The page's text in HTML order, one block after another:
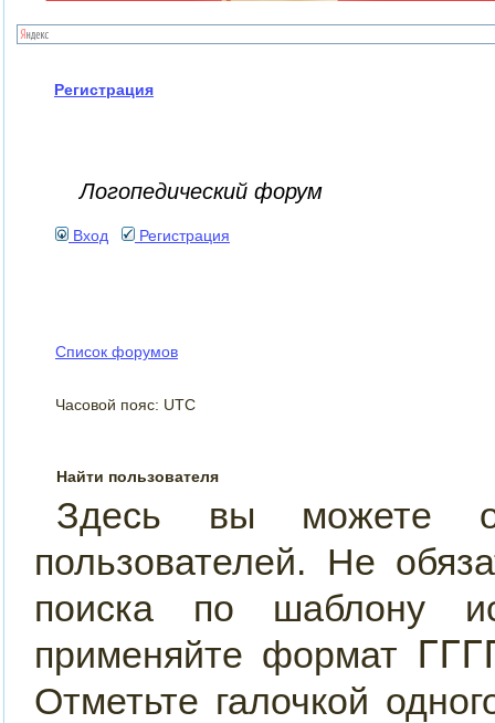
Регистрация
Логопедический форум
Вход Регистрация
Список форумов
Часовой пояс: UTC
Найти пользователя
Здесь вы можете
пользователей. Не
поиска по шаблону
применяйте формат
Отметьте галочкой